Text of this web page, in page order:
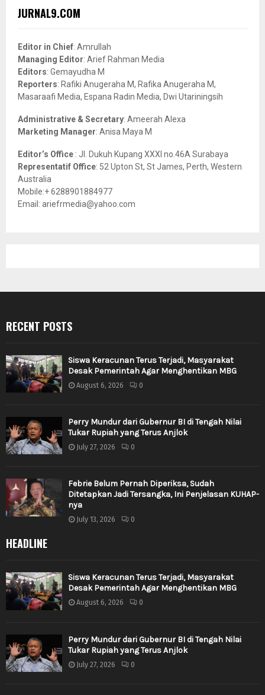
h
o
r
:
JURNAL9.COM
Editor in Chief: Amrullah
Managing Editor: Arief Rahman Media
Editors: Gemayudha M
Reporters: Rafiki Anugeraha M, Rafika Anugeraha M,
Masaraafi Media, Espana Radin Media, Dwi Utariningsih
Administrative & Secretary: Ameerah Alexa
Marketing Manager: Anisa Maya M
Editor’s Office : Jl. Dukuh Kupang XXXI no.46A Surabaya
Representatif Office: 52 Upton St, St James, Perth, Western
Australia
Mobile:+ 6288901884977
Email: ariefrmedia@yahoo.com
RECENT POSTS
Siswa Keracunan Terus Terjadi, Masyarakat
Desak Pemerintah Agar Menghentikan MBG
August 6, 2026 0
Perry Mundur dari Gubernur BI di Tengah Nilai
Tukar Rupiah yang Terus Anjlok
July 27, 2026 0
Febrie Belum Pernah Diperiksa, Sudah
Ditetapkan Jadi Tersangka, Ini Penjelasan KUHAP-
nya
July 13, 2026 0
HEADLINE
Siswa Keracunan Terus Terjadi, Masyarakat
Desak Pemerintah Agar Menghentikan MBG
August 6, 2026 0
Perry Mundur dari Gubernur BI di Tengah Nilai
Tukar Rupiah yang Terus Anjlok
July 27, 2026 0